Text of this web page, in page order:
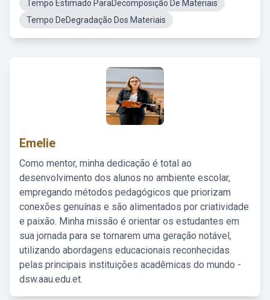
Tempo Estimado ParaDecomposição De Materiais
Tempo DeDegradação Dos Materiais
Emelie
Como mentor, minha dedicação é total ao
desenvolvimento dos alunos no ambiente escolar,
empregando métodos pedagógicos que priorizam
conexões genuínas e são alimentados por criatividade
e paixão. Minha missão é orientar os estudantes em
sua jornada para se tornarem uma geração notável,
utilizando abordagens educacionais reconhecidas
pelas principais instituições acadêmicas do mundo -
dsw.aau.edu.et.